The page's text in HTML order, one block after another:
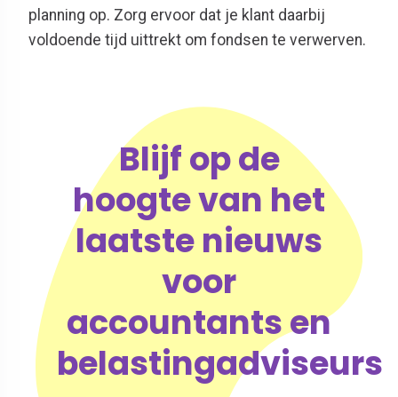
planning op. Zorg ervoor dat je klant daarbij
voldoende tijd uittrekt om fondsen te verwerven.
Blijf op de
hoogte van het
laatste nieuws
voor
accountants en
belastingadviseurs